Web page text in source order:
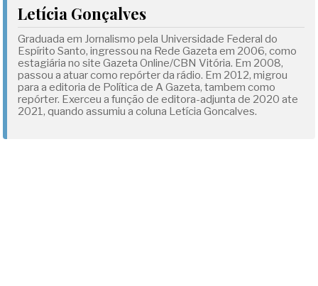
Letícia Gonçalves
Graduada em Jornalismo pela Universidade Federal do
Espírito Santo, ingressou na Rede Gazeta em 2006, como
estagiária no site Gazeta Online/CBN Vitória. Em 2008,
passou a atuar como repórter da rádio. Em 2012, migrou
para a editoria de Política de A Gazeta, tambem como
repórter. Exerceu a função de editora-adjunta de 2020 ate
2021, quando assumiu a coluna Letícia Goncalves.